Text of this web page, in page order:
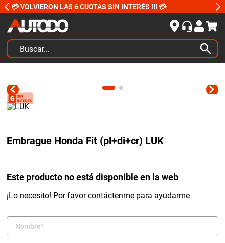
💳 VOLVIERON LAS 6 CUOTAS SIN INTERÉS !!! 💳
Buscar...
Embrague Honda Fit (pl+di+cr) LUK
Este producto no está disponible en la web
¡Lo necesito! Por favor contáctenme para ayudarme
1.
2.
amortiguadores
4.
honda civic
6.
renault
7.
bmw
citroen c4